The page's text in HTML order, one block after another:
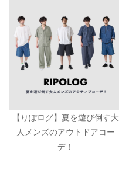
【りぽログ】夏を遊び倒す大
人メンズのアウトドアコー
デ！